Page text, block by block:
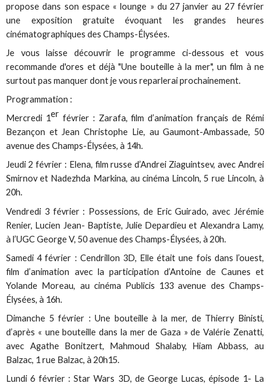
propose dans son espace « lounge » du 27 janvier au 27 février
une exposition gratuite évoquant les grandes heures
cinématographiques des Champs-Élysées.
Je vous laisse découvrir le programme ci-dessous et vous
recommande d'ores et déjà "Une bouteille à la mer", un film à ne
surtout pas manquer dont je vous reparlerai prochainement.
Programmation :
Mercredi 1er février : Zarafa, film d’animation français de Rémi
Bezançon et Jean Christophe Lie, au Gaumont-Ambassade, 50
avenue des Champs-Élysées, à 14h.
Jeudi 2 février : Elena, film russe d’Andrei Ziaguintsev, avec Andrei
Smirnov et Nadezhda Markina, au cinéma Lincoln, 5 rue Lincoln, à
20h.
Vendredi 3 février : Possessions, de Eric Guirado, avec Jérémie
Renier, Lucien Jean- Baptiste, Julie Depardieu et Alexandra Lamy,
à l’UGC George V, 50 avenue des Champs-Élysées, à 20h.
Samedi 4 février : Cendrillon 3D, Elle était une fois dans l’ouest,
film d’animation avec la participation d’Antoine de Caunes et
Yolande Moreau, au cinéma Publicis 133 avenue des Champs-
Élysées, à 16h.
Dimanche 5 février : Une bouteille à la mer, de Thierry Binisti,
d’après « une bouteille dans la mer de Gaza » de Valérie Zenatti,
avec Agathe Bonitzert, Mahmoud Shalaby, Hiam Abbass, au
Balzac, 1 rue Balzac, à 20h15.
Lundi 6 février : Star Wars 3D, de George Lucas, épisode 1- La